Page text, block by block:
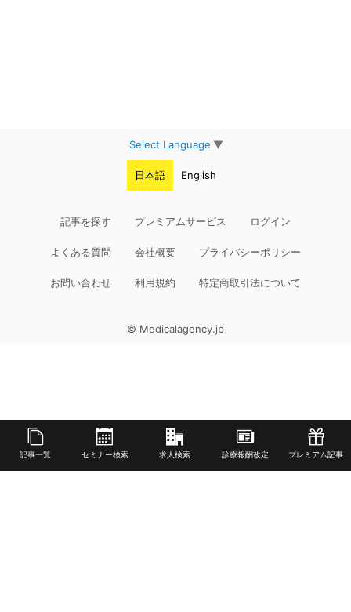
記事一覧 セミナー検索 求人検索 診療報酬改定 プレミアム記事
Select Language ▼
日本語 English
記事を探す プレミアムサービス ログイン
よくある質問 会社概要 プライバシーポリシー
お問い合わせ 利用規約 特定商取引法について
© Medicalagency.jp